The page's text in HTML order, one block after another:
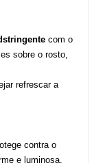
com o
sobre o rosto,
refrescar a
contra o
e luminosa.